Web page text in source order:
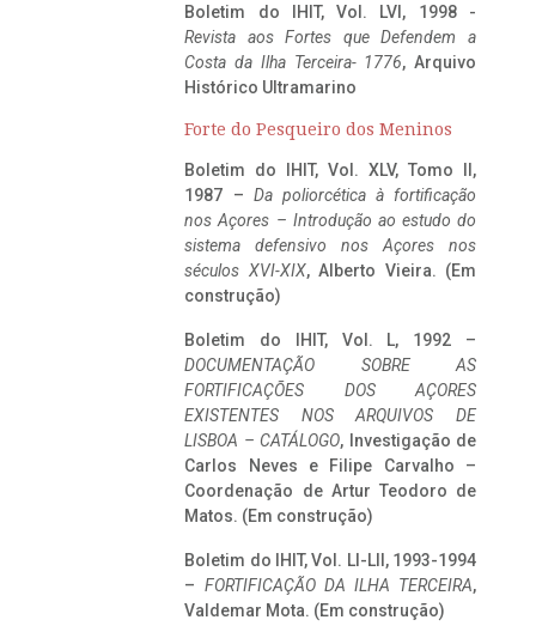
Boletim do IHIT, Vol. LVI, 1998 -
Revista aos Fortes que Defendem a
Costa da Ilha Terceira- 1776, Arquivo
Histórico Ultramarino
Forte do Pesqueiro dos Meninos
Boletim do IHIT, Vol. XLV, Tomo II,
1987 – Da poliorcética à fortificação
nos Açores – Introdução ao estudo do
sistema defensivo nos Açores nos
séculos XVI-XIX, Alberto Vieira. (Em
construção)
Boletim do IHIT, Vol. L, 1992 –
DOCUMENTAÇÃO SOBRE AS
FORTIFICAÇÕES DOS AÇORES
EXISTENTES NOS ARQUIVOS DE
LISBOA – CATÁLOGO, Investigação de
Carlos Neves e Filipe Carvalho –
Coordenação de Artur Teodoro de
Matos. (Em construção)
Boletim do IHIT, Vol. LI-LII, 1993-1994
– FORTIFICAÇÃO DA ILHA TERCEIRA,
Valdemar Mota. (Em construção)